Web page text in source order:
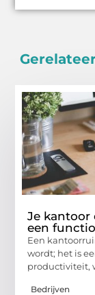
Je kantoor
een
Een
wordt; het is
productiviteit,
Bedrijven